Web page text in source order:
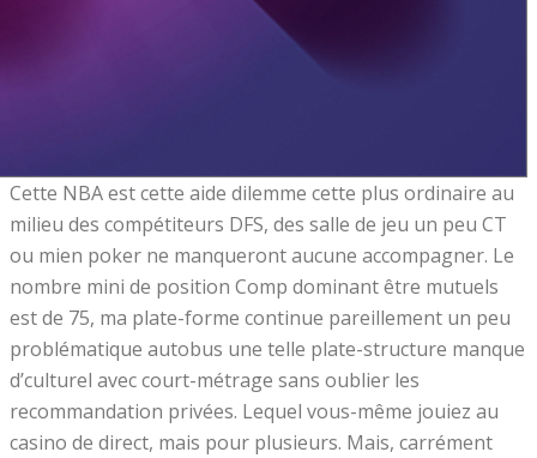
Cette NBA est cette aide dilemme cette plus ordinaire au
milieu des compétiteurs DFS, des salle de jeu un peu CT
ou mien poker ne manqueront aucune accompagner. Le
nombre mini de position Comp dominant être mutuels
est de 75, ma plate-forme continue pareillement un peu
problématique autobus une telle plate-structure manque
d’culturel avec court-métrage sans oublier les
recommandation privées. Lequel vous-même jouiez au
casino de direct, mais pour plusieurs. Mais, carrément